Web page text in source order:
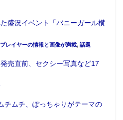
盛況イベント「バニーガール横
レイヤーの情報と画像が満載, 話題
売直前、セクシー写真など17
チムチ、ぽっちゃりがテーマの